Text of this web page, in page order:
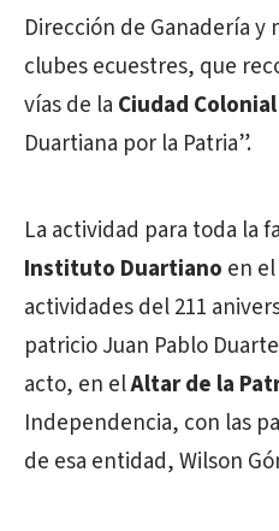
Dirección de Ganadería y
clubes ecuestres, que
vías de la Ciudad Colonial
Duartiana por la Patria”.
La actividad para toda la
Instituto Duartiano en
actividades del 211
patricio Juan Pablo
acto, en elAltar de la
Independencia, con las
de esa entidad, Wilson